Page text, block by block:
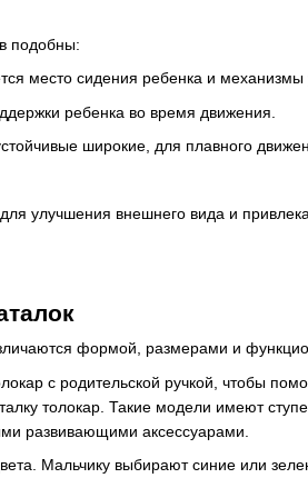
подобны:
место сидения ребенка и механизмы
ребенка во время движения.
широкие, для плавного
улучшения внешнего вида и
формой, размерами и
с родительской ручкой, чтобы
толокар. Такие модели имеют
развивающими аксессуарами.
Мальчику выбирают синие или